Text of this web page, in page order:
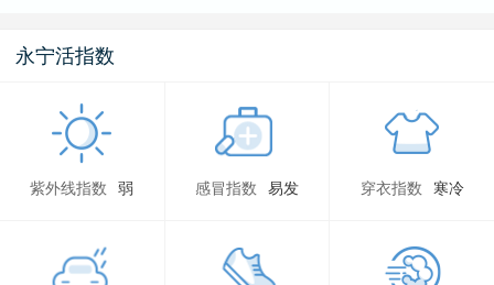
永宁活指数
紫外线指数 弱 感冒指数 易发 穿衣指数 寒冷